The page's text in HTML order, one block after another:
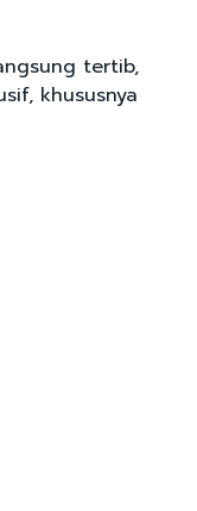
tertib,
khususnya